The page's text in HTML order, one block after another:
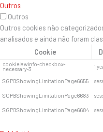
Outros
Outros
Outros cookies não
analisados ​​e ainda não foram
Cookie
cookielawinfo-checkbox-
necessary-3 1
SGPBShowingLimitationPage6655
SGPBShowingLimitationPage6683
SGPBShowingLimitationPage6684